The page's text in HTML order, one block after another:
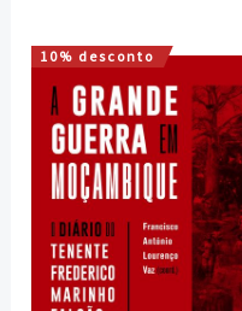
10% desconto
O
preço
original
era:
12,00 €.
O
preço
atual
10,80 €.